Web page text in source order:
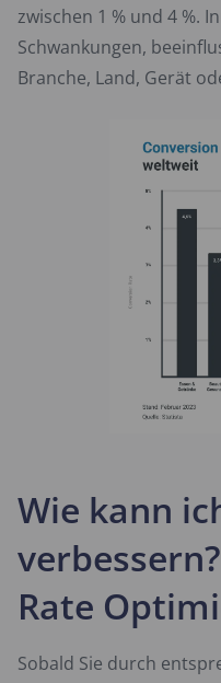
zwischen 1 % und 4 %.
Schwankungen,
Branche, Land, Gerät
Wie kann
Rate
Sobald Sie durch